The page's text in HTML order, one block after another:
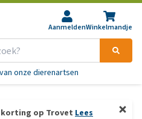
AanmeldenWinkelmandje
van onze dierenartsen
korting op Trovet Lees